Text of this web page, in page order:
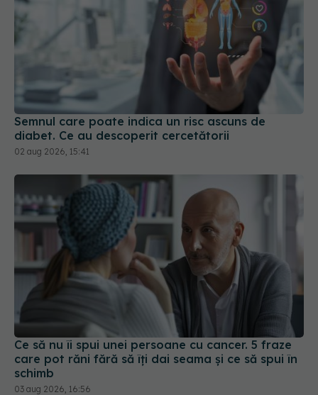
Semnul care poate indica un risc ascuns de
diabet. Ce au descoperit cercetătorii
02 aug 2026, 15:41
Ce să nu îi spui unei persoane cu cancer. 5 fraze
care pot răni fără să îți dai seama și ce să spui în
schimb
03 aug 2026, 16:56